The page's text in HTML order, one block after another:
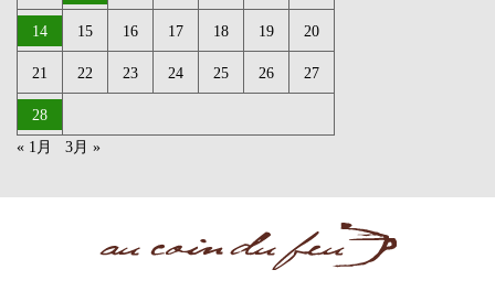
14 15 16 17 18 19 20
21 22 23 24 25 26 27
28
« 1月
3月 »